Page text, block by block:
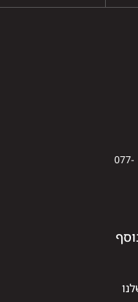
נחום חפצדי 15, ירושלים 077-